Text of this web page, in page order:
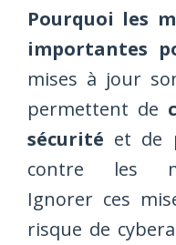
Pourquoi les
importantes
mises à jour
permettent de
sécurité et de
contre les
Ignorer ces
risque de